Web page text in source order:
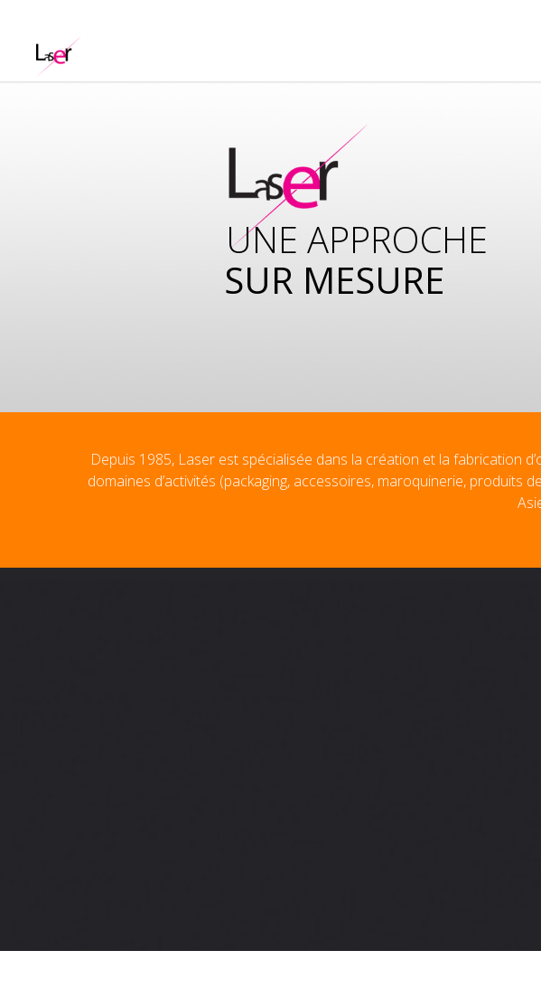
SUR MESURE
UNE APPROCHE
Depuis 1985, Laser est spécialisée dans la création et la fabrication
domaines d’activités (packaging, accessoires, maroquinerie,